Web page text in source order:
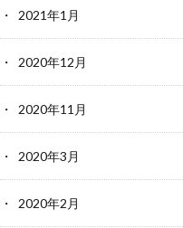
2021年1月
2020年12月
2020年11月
2020年3月
2020年2月